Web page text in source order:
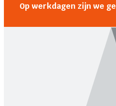
Op werkdagen zijn we